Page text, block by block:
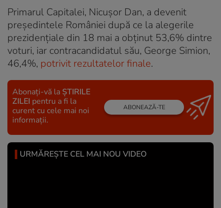
Primarul Capitalei, Nicușor Dan, a devenit
președintele României după ce la alegerile
prezidențiale din 18 mai a obţinut 53,6% dintre
voturi, iar contracandidatul său, George Simion,
46,4%, potrivit rezultatelor finale.
Abonați-vă la ȘTIRILE
ZILEI pentru a fi la
curent cu cele mai noi
informații.
ABONEAZĂ-TE
URMĂREȘTE CEL MAI NOU VIDEO